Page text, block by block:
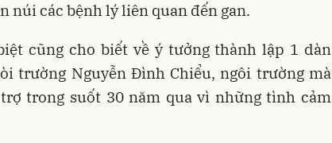
núi các bệnh lý liên quan đến gan.
cũng cho biết về ý tưởng thành lập 1 dàn
trường Nguyễn Đình Chiểu, ngôi trường mà
trong suốt 30 năm qua vì những tình cảm